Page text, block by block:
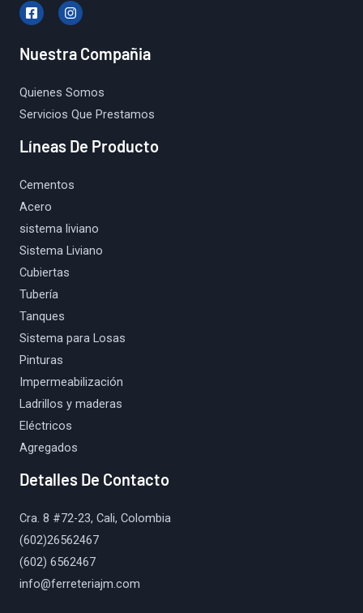
Nuestra Compañia
Quienes Somos
Servicios Que Prestamos
Líneas De Producto
Cementos
Acero
sistema liviano
Sistema Liviano
Cubiertas
Tubería
Tanques
Sistema para Losas
Pinturas
Impermeabilización
Ladrillos y maderas
Eléctricos
Agregados
Detalles De Contacto
Cra. 8 #72-23, Cali, Colombia
(602)26562467
(602) 6562467
info@ferreteriajm.com